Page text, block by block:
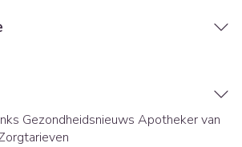
Gezondheidsnieuws Apotheker van